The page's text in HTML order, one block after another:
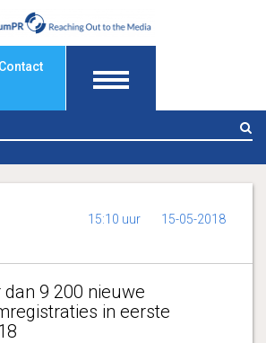
Contact
15:10 uur 15-05-2018
dan 9 200 nieuwe
in eerste